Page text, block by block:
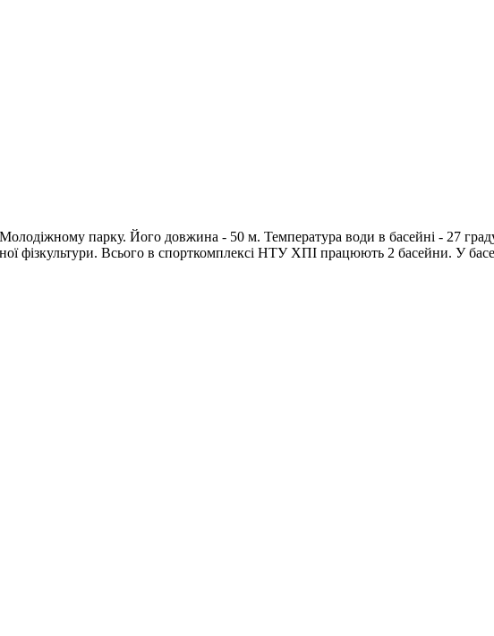
парку. Його довжина - 50 м. Температура води в басейні - 27
фізкультури. Всього в спорткомплексі НТУ ХПІ працюють 2 басейни. У